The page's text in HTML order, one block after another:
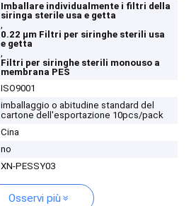
Imballare individualmente i filtri della
siringa sterile usa e getta
,
0.22 μm Filtri per siringhe sterili usa
e getta
,
Filtri per siringhe sterili monouso a
membrana PES
ISO9001
imballaggio o abitudine standard del
cartone dell'esportazione 10pcs/pack
Cina
no
XN-PESSY03
Osservi più